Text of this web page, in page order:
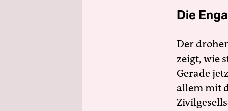
Die
Der
zeigt, wie
Gerade
allem mit